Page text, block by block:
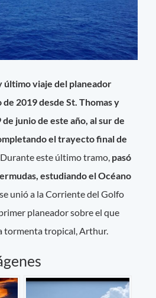
último viaje del planeador
2019 desde St. Thomas y
junio de este año, al sur de
el trayecto final de
. Durante este último tramo, pasó
estudiando el Océano
unió a la Corriente del Golfo
planeador sobre el que
tormenta tropical, Arthur.